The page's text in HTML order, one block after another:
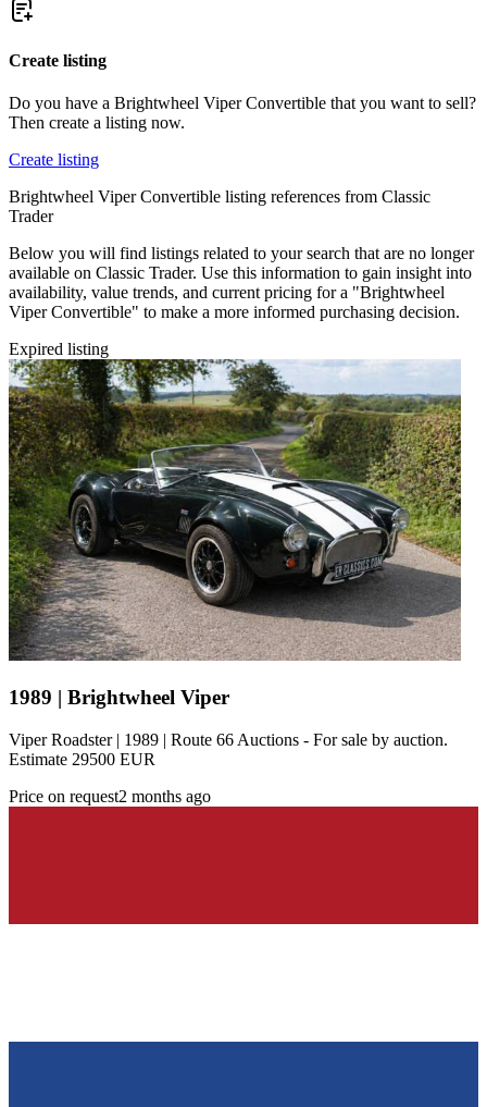
Create listing
Do you have a Brightwheel Viper Convertible that you want to sell?
Then create a listing now.
Create listing
Brightwheel Viper Convertible listing references from Classic
Trader
Below you will find listings related to your search that are no longer
available on Classic Trader. Use this information to gain insight into
availability, value trends, and current pricing for a "Brightwheel
Viper Convertible" to make a more informed purchasing decision.
Expired listing
1989 | Brightwheel Viper
Viper Roadster | 1989 | Route 66 Auctions - For sale by auction.
Estimate 29500 EUR
Price on request2 months ago